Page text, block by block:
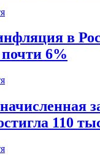
в
почти 6%
110